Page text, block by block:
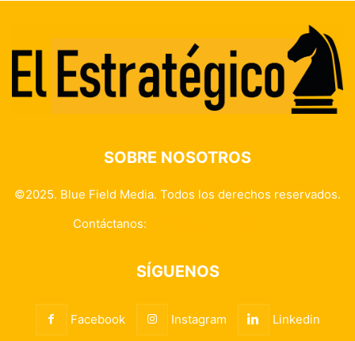
SOBRE NOSOTROS
©2025. Blue Field Media. Todos los derechos reservados.
Contáctanos:
SÍGUENOS
Facebook Instagram Linkedin